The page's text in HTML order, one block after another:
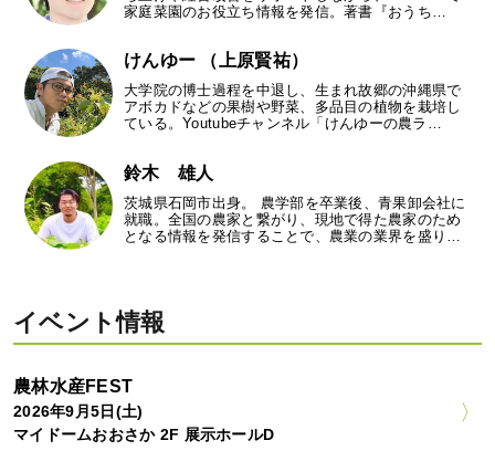
家庭菜園のお役立ち情報を発信。著書『おうち…
けんゆー （上原賢祐）
大学院の博士過程を中退し、生まれ故郷の沖縄県で
アボカドなどの果樹や野菜、多品目の植物を栽培し
ている。Youtubeチャンネル「けんゆーの農ラ…
鈴木 雄人
茨城県石岡市出身。 農学部を卒業後、青果卸会社に
就職。全国の農家と繋がり、現地で得た農家のため
となる情報を発信することで、農業の業界を盛り…
イベント情報
農林水産FEST
2026年9月5日(土)
マイドームおおさか 2F 展示ホールD